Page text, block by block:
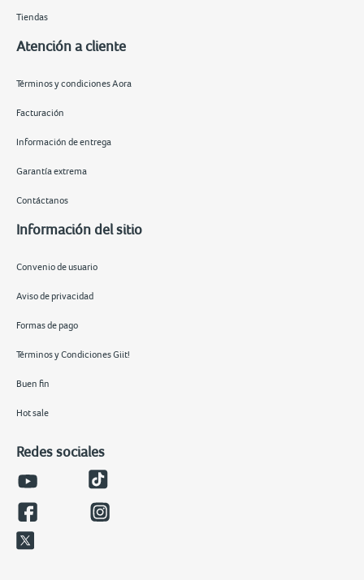
Tiendas
Atención a cliente
Términos y condiciones Aora
Facturación
Información de entrega
Garantía extrema
Contáctanos
Información del sitio
Convenio de usuario
Aviso de privacidad
Formas de pago
Términos y Condiciones Giit!
Buen fin
Hot sale
Redes sociales